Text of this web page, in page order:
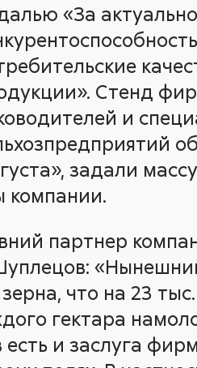
«За
Стенд
и
задали
компании.
партнер
что на 23
гектара
и заслуга